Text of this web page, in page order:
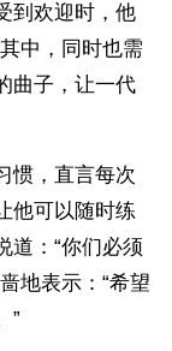
到欢迎时，他
中，同时也需
曲子，让一代
惯，直言每次
他可以随时练
道：“你们必须
地表示：“希望
”